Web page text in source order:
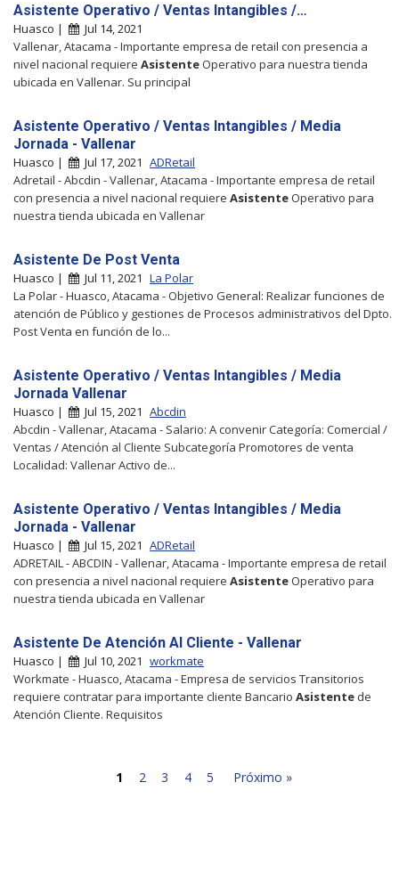
Asistente Operativo / Ventas Intangibles /…
Huasco |
Jul 14, 2021
Vallenar, Atacama - Importante empresa de retail con presencia a
nivel nacional requiere AsistenteOperativo para nuestra tienda
ubicada en Vallenar. Su principal
Asistente Operativo / Ventas Intangibles / Media
Jornada - Vallenar
Huasco | Jul 17, 2021 ADRetail
Adretail - Abcdin - Vallenar, Atacama - Importante empresa de retail
con presencia a nivel nacional requiere AsistenteOperativo para
nuestra tienda ubicada en Vallenar
Asistente De Post Venta
Huasco | Jul 11, 2021 La Polar
La Polar - Huasco, Atacama - Objetivo General: Realizar funciones de
atención de Público y gestiones de Procesos administrativos del Dpto.
Post Venta en función de lo...
Asistente Operativo / Ventas Intangibles / Media
Jornada Vallenar
Huasco | Jul 15, 2021 Abcdin
Abcdin - Vallenar, Atacama - Salario: A convenir Categoría: Comercial /
Ventas / Atención al Cliente Subcategoría Promotores de venta
Localidad: Vallenar Activo de...
Asistente Operativo / Ventas Intangibles / Media
Jornada - Vallenar
Huasco | Jul 15, 2021 ADRetail
ADRETAIL - ABCDIN - Vallenar, Atacama - Importante empresa de retail
con presencia a nivel nacional requiere AsistenteOperativo para
nuestra tienda ubicada en Vallenar
Asistente De Atención Al Cliente - Vallenar
Huasco | Jul 10, 2021 workmate
Workmate - Huasco, Atacama - Empresa de servicios Transitorios
requiere contratar para importante cliente Bancario Asistente de
Atención Cliente. Requisitos
1 2 3 4 5 Próximo »